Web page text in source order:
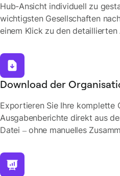
Hub-Ansicht individuell zu
wichtigsten Gesellschaften
einem Klick zu den detaillierten
Download der
Exportieren Sie Ihre komplette
Ausgabenberichte direkt aus
Datei – ohne manuelles